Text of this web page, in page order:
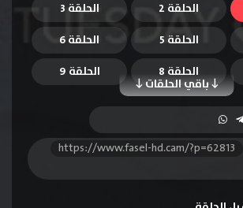
الحلقة 2
الحلقة 3
الحلقة 5 الحلقة 6
باقي الحلقات
الحلقة 8
الحلقة 9
الحلقة 12
الحلقة 14
الحلقة 15
https://www.fasel-hd.cam/?p=62813